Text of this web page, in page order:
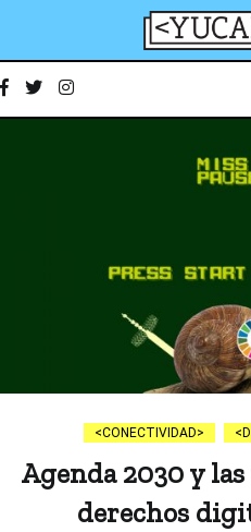
YucaByte
CONECTIVIDAD
Agenda 2030 y
derechos